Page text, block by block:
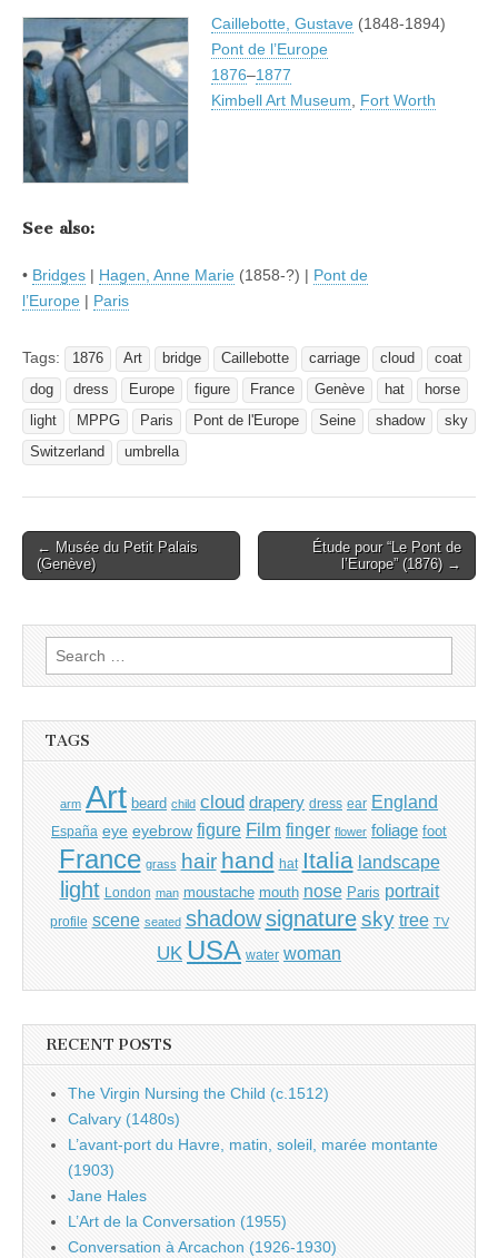
Caillebotte, Gustave (1848-1894)
Pont de l’Europe
1876–1877
Kimbell Art Museum
Fort Worth
See also:
• Bridges | Hagen, Anne Marie (1858-?) | Pont de
l’Europe | Paris
Tags: 1876 Art bridge Caillebotte carriage cloud
coat
dog
dress Europe figure France Genève hat
horse
light
MPPG Paris Pont de l'Europe Seine shadow
sky
Switzerland
umbrella
Post
navigation
← Musée du Petit Palais
(Genève)
Étude pour “Le Pont de
l’Europe” (1876) →
Search
for:
TAGS
arm Art beard child cloud drapery dress ear England
España eye eyebrow figure Film finger flower foliage foot
France grass hair hand hat Italia landscape
light London man moustache mouth nose Paris portrait
profile scene seated shadow signature sky tree TV
UK USA water woman
RECENT POSTS
The Virgin Nursing the Child (c.1512)
Calvary (1480s)
L’avant-port du Havre, matin, soleil, marée montante
(1903)
Jane Hales
L’Art de la Conversation (1955)
Conversation à Arcachon (1926-1930)